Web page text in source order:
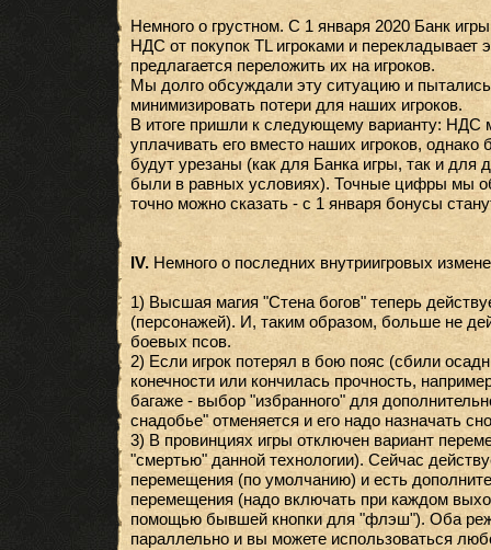
Немного о грустном. С 1 января 2020 Банк
НДС от покупок TL игроками и перекладывает
предлагается переложить их на игроков.
Мы долго обсуждали эту ситуацию и
минимизировать потери для наших игроков.
В итоге пришли к следующему варианту: НДС
уплачивать его вместо наших игроков, однако
будут урезаны (как для Банка игры, так и для
были в равных условиях). Точные цифры мы
точно можно сказать - с 1 января бонусы
IV.Немного о последних внутриигровых
1) Высшая магия "Стена богов" теперь
(персонажей). И, таким образом, больше не
боевых псов.
2) Если игрок потерял в бою пояс (сбили
конечности или кончилась прочность,
багаже - выбор "избранного" для
снадобье" отменяется и его надо назначать
3) В провинциях игры отключен вариант
"смертью" данной технологии). Сейчас
перемещения (по умолчанию) и есть
перемещения (надо включать при каждом
помощью бывшей кнопки для "флэш"). Оба
параллельно и вы можете использоваться